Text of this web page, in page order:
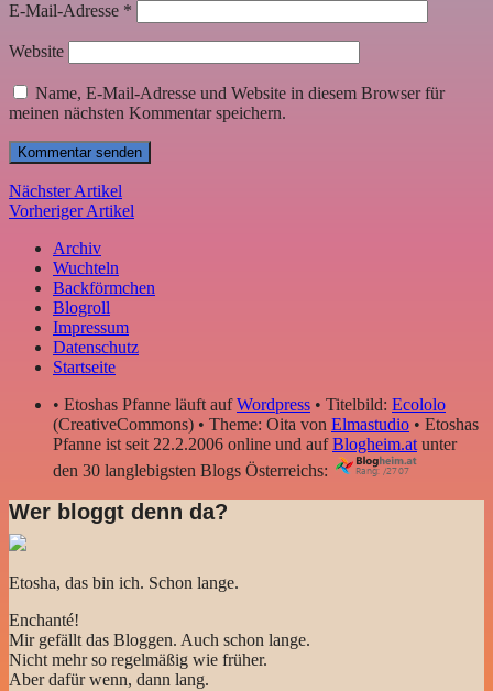
E-Mail-Adresse *
Website
Name, E-Mail-Adresse und Website in diesem Browser für
meinen nächsten Kommentar speichern.
Nächster Artikel
Vorheriger Artikel
Archiv
Wuchteln
Backförmchen
Blogroll
Impressum
Datenschutz
Startseite
• Etoshas Pfanne läuft aufWordpress • Titelbild: Ecololo
(CreativeCommons) • Theme: Oita von Elmastudio • Etoshas
Pfanne ist seit 22.2.2006 online und aufBlogheim.atunter
den 30 langlebigsten Blogs Österreichs:
Wer bloggt denn da?
Etosha, das bin ich. Schon lange.
Enchanté!
Mir gefällt das Bloggen. Auch schon lange.
Nicht mehr so regelmäßig wie früher.
Aber dafür wenn, dann lang.